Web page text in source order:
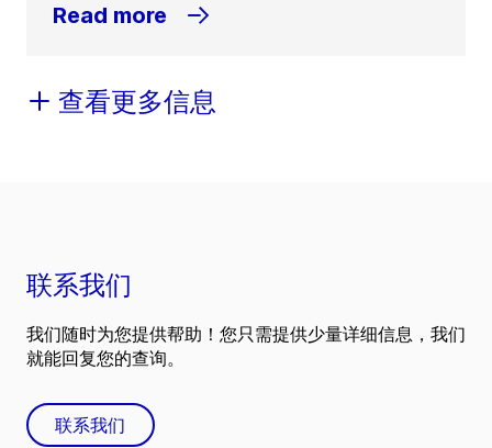
Read more
查看更多信息
联系我们
我们随时为您提供帮助！您只需提供少量详细信息，我们
就能回复您的查询。
联系我们